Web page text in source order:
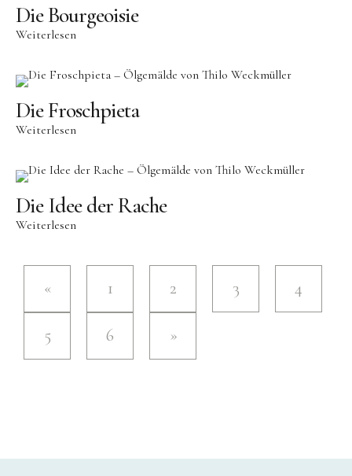
Die Bourgeoisie
Weiterlesen
Die Froschpieta
Weiterlesen
Die Idee der Rache
Weiterlesen
1 2 3 4
5 6